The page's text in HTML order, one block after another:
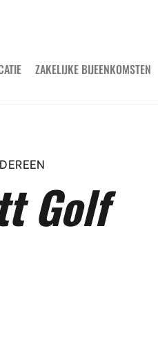
ZAKELIJKE BIJEENKOMSTEN
Golf